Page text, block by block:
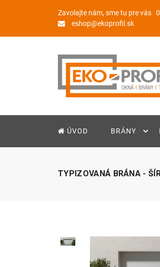
Zavolajte nám, sme tu pre vás
eshop@ekoprofil.sk
ÚVOD BRÁNY
TYPIZOVANÁ BRÁNA -